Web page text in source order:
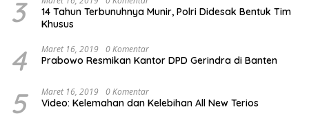
3
14 Tahun Terbunuhnya Munir, Polri Didesak Bentuk Tim
Khusus
4 Maret 16, 2019 0 Komentar
Prabowo Resmikan Kantor DPD Gerindra di Banten
5 Maret 16, 2019 0 Komentar
Video: Kelemahan dan Kelebihan All New Terios